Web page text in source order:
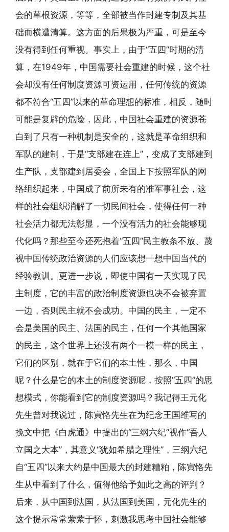
会的草根资源，等等，全部被当作封建专制及其基
础而横遭清算。这方面的后果极为严重，可是至今
没有得到任何重视。事实上，由于“五四”时期的清
算，在1949年，中国需要社会重建的时候，这个社
会却没有任何制度资源可资运用，任何传统的资源
都不符合“五四”以来的革命理想的标准，相反，随时
可能是复辟的危险，因此，中国社会重建的资源苍
白到了只有一种机制是安全的，这就是革命组织和
军队的建制，于是“支部建在连上”，变成了支部建到
生产队，支部建到居委会，全国上下按照军队的网
络组织起来，中国成了前所未有的准军事社会，这
样的社会组织消解了一切民间社会，使得任何一种
社会活力都无法彰显，一个没有活力的社会能够现
代化吗？那些至今还死抱着“五四”民主教条不放、蔑
视中国传统政治资源的人们应该想一想中国当代的
经验教训。更进一步说，即使中国有一天实现了民
主制度，它的丰富的政治制度资源也决不会被弃置
一边，否则民主就不会成功。中国的民主，一定不
会是美国的民主、法国的民主，任何一个其他国家
的民主，这个世界上还没有两个一模一样的民主，
它们的区别，就在于它们的本土性，那么，中国
呢？什么是它的本土的制度资源呢，按照“五四”的思
想模式，你能看到它的制度资源吗？我记得王元化
先生曾对我说过，陈寅恪先生在为纪念王国维写的
挽文中把《白虎通》中提出的“三纲六纪”视作“吾人
立国之大本”，其意义“犹如希腊之理性”，三纲六纪
自“五四”以来大约是中国最大的封建糟粕，陈寅恪先
生从中看到了什么，值得他给予如此之高的评判？
后来，从中国到法国，从法国到美国，元化先生的
这个提示常常萦萦于怀，刺激我思考中国社会能够